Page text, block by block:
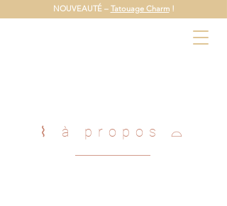
NOUVEAUTÉ – Tatouage Charm!
⌇ à propos ⌓